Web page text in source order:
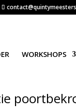
WORKSHOPS